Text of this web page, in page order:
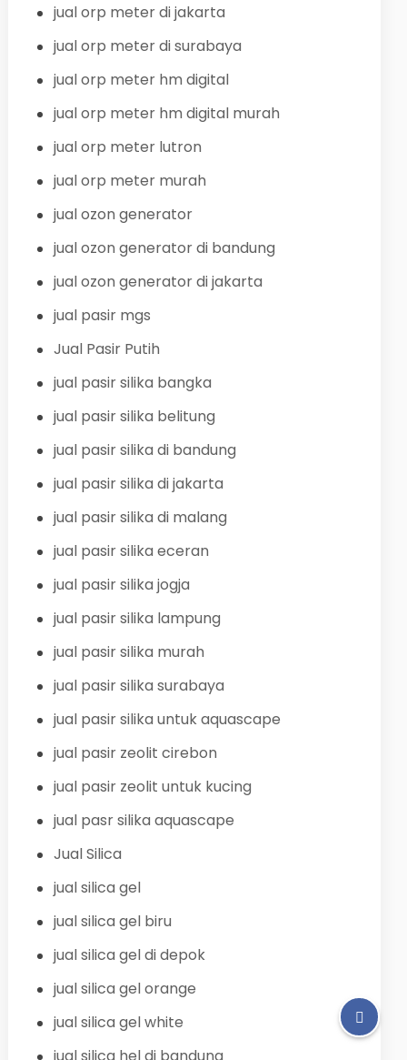
jual orp meter di jakarta
jual orp meter di surabaya
jual orp meter hm digital
jual orp meter hm digital murah
jual orp meter lutron
jual orp meter murah
jual ozon generator
jual ozon generator di bandung
jual ozon generator di jakarta
jual pasir mgs
Jual Pasir Putih
jual pasir silika bangka
jual pasir silika belitung
jual pasir silika di bandung
jual pasir silika di jakarta
jual pasir silika di malang
jual pasir silika eceran
jual pasir silika jogja
jual pasir silika lampung
jual pasir silika murah
jual pasir silika surabaya
jual pasir silika untuk aquascape
jual pasir zeolit cirebon
jual pasir zeolit untuk kucing
jual pasr silika aquascape
Jual Silica
jual silica gel
jual silica gel biru
jual silica gel di depok
jual silica gel orange
jual silica gel white
jual silica hel di bandung